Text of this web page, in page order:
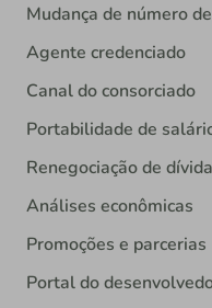
Mudança de número
Agente credenciado
Canal do consorciado
Portabilidade de
Renegociação de
Análises econômicas
Promoções e parcerias
Portal do